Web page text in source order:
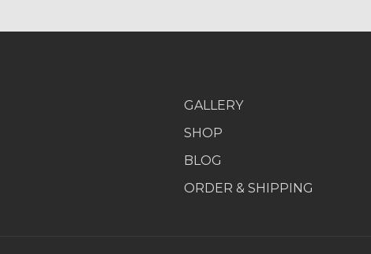
GALLERY
SHOP
BLOG
ORDER & SHIPPING